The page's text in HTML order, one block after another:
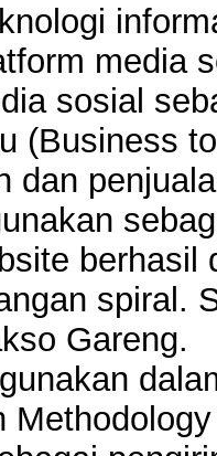
media
sosial
(Business
dan
berhasil
spiral.
Gareng.